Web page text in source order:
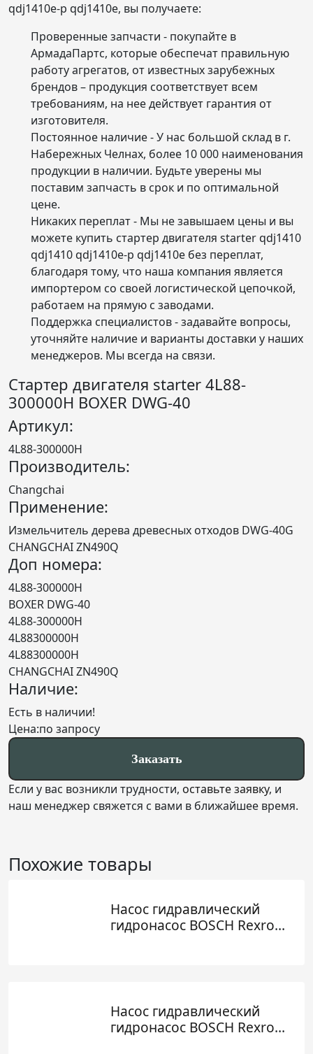
qdj1410e-p qdj1410e, вы получаете:
Проверенные запчасти - покупайте в
АрмадаПартс, которые обеспечат правильную
работу агрегатов, от известных зарубежных
брендов – продукция соответствует всем
требованиям, на нее действует гарантия от
изготовителя.
Постоянное наличие - У нас большой склад в г.
Набережных Челнах, более 10 000 наименования
продукции в наличии. Будьте уверены мы
поставим запчасть в срок и по оптимальной
цене.
Никаких переплат - Мы не завышаем цены и вы
можете купить стартер двигателя starter qdj1410
qdj1410 qdj1410e-p qdj1410e без переплат,
благодаря тому, что наша компания является
импортером со своей логистической цепочкой,
работаем на прямую с заводами.
Поддержка специалистов - задавайте вопросы,
уточняйте наличие и варианты доставки у наших
менеджеров. Мы всегда на связи.
Стартер двигателя starter 4L88-
300000H BOXER DWG-40
Артикул:
4L88-300000H
Производитель:
Changchai
Применение:
Измельчитель дерева древесных отходов DWG-40G
CHANGCHAI ZN490Q
Доп номера:
4L88-300000H
BOXER DWG-40
4L88-300000Н
4L88300000Н
4L88300000H
CHANGCHAI ZN490Q
Наличие:
Есть в наличии!
Цена:по запросу
Заказать
Если у вас возникли трудности, оставьте заявку, и
наш менеджер свяжется с вами в ближайшее время.
Похожие товары
Насос гидравлический
гидронасос BOSCH Rexroth
Насос гидравлический
гидронасос BOSCH Rexroth